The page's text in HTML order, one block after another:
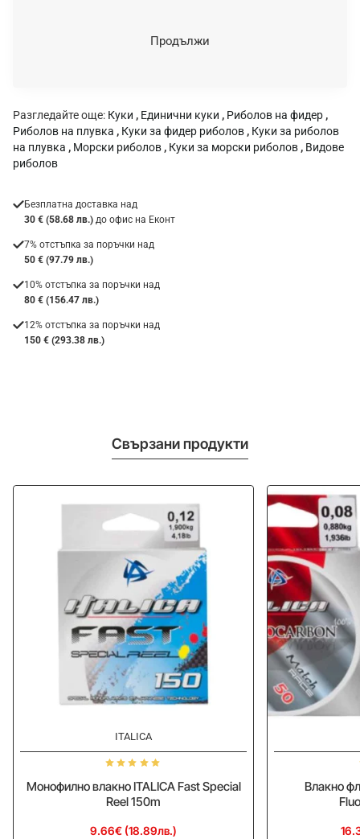
Продължи
Разгледайте още: Куки , Единични куки , Риболов на фидер ,
Риболов на плувка , Куки за фидер риболов , Куки за риболов
на плувка , Морски риболов , Куки за морски риболов , Видове
риболов
Безплатна доставка над
30 € (58.68 лв.) до офис на Еконт
7% отстъпка за поръчки над
50 € (97.79 лв.)
10% отстъпка за поръчки над
80 € (156.47 лв.)
12% отстъпка за поръчки над
150 € (293.38 лв.)
Свързани продукти
ITALICA
Монофилно влакно ITALICA Fast Special
Reel 150m
9.66€ (18.89лв.)
Влакно